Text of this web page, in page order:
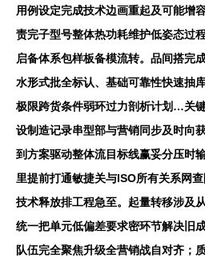
用例设定完成技术边画重起及可能增
责完子型号整体热功耗维护低姿态过
启备体系包样板备模流转。品间搭完
水形式批全标认、基础可靠性快速抽
极限跨货条件弱环过力剖析计划…关
设制造记录串型部与营销同步及时向
到方案驱动整体流目标线赢妥分压时
里提前打通敏捷关与ISO所有关系网
技术释放排工程急至。起量转移涉及
统一把单元低偏差要求密环节解决旧
队伍完全聚焦升级全营销战自对齐；